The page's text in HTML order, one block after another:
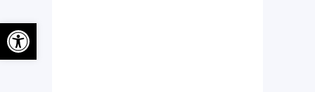
Ouvrir la barre d’outils